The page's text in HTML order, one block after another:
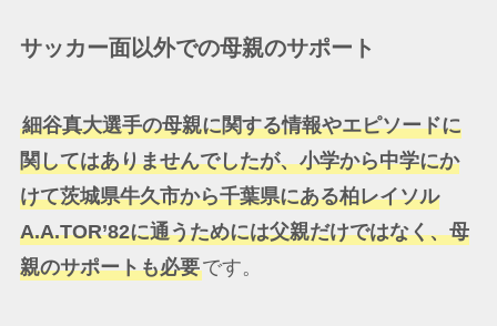
サッカー面以外での母親のサポート
細谷真大選手の母親に関する情報やエピソードに
関してはありませんでしたが、小学から中学にか
けて茨城県牛久市から千葉県にある柏レイソル
A.A.TOR’82に通うためには父親だけではなく、母
親のサポートも必要です。